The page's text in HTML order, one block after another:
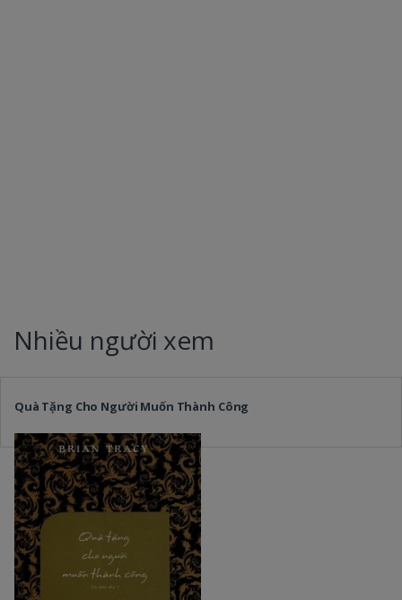
Nhiều người xem
Quà Tặng Cho Người Muốn Thành Công